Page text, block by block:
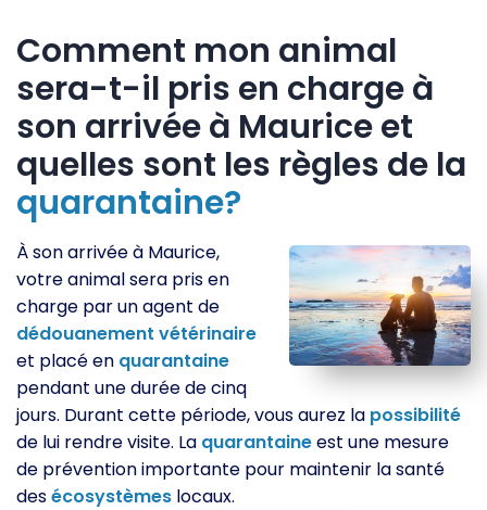
Comment mon animal
sera-t-il pris en charge à
son arrivée à Maurice et
quelles sont les règles de la
quarantaine?
À son arrivée à Maurice,
votre animal sera pris en
charge par un agent de
dédouanement vétérinaire
et placé en quarantaine
pendant une durée de cinq
jours. Durant cette période, vous aurez la possibilité
de lui rendre visite. La quarantaineest une mesure
de prévention importante pour maintenir la santé
desécosystèmes locaux.